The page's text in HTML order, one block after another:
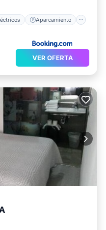
Aparcamiento
VER OFERTA
acondicionado